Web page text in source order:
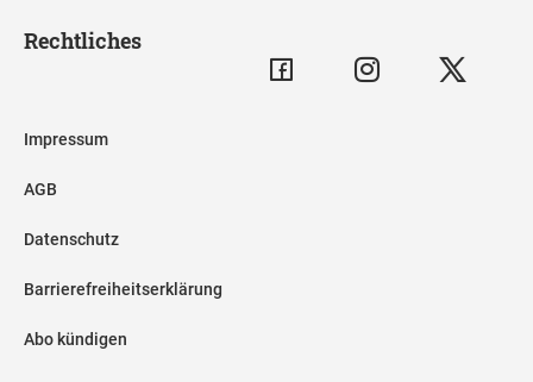
Rechtliches
Impressum
AGB
Datenschutz
Barrierefreiheitserklärung
Abo kündigen